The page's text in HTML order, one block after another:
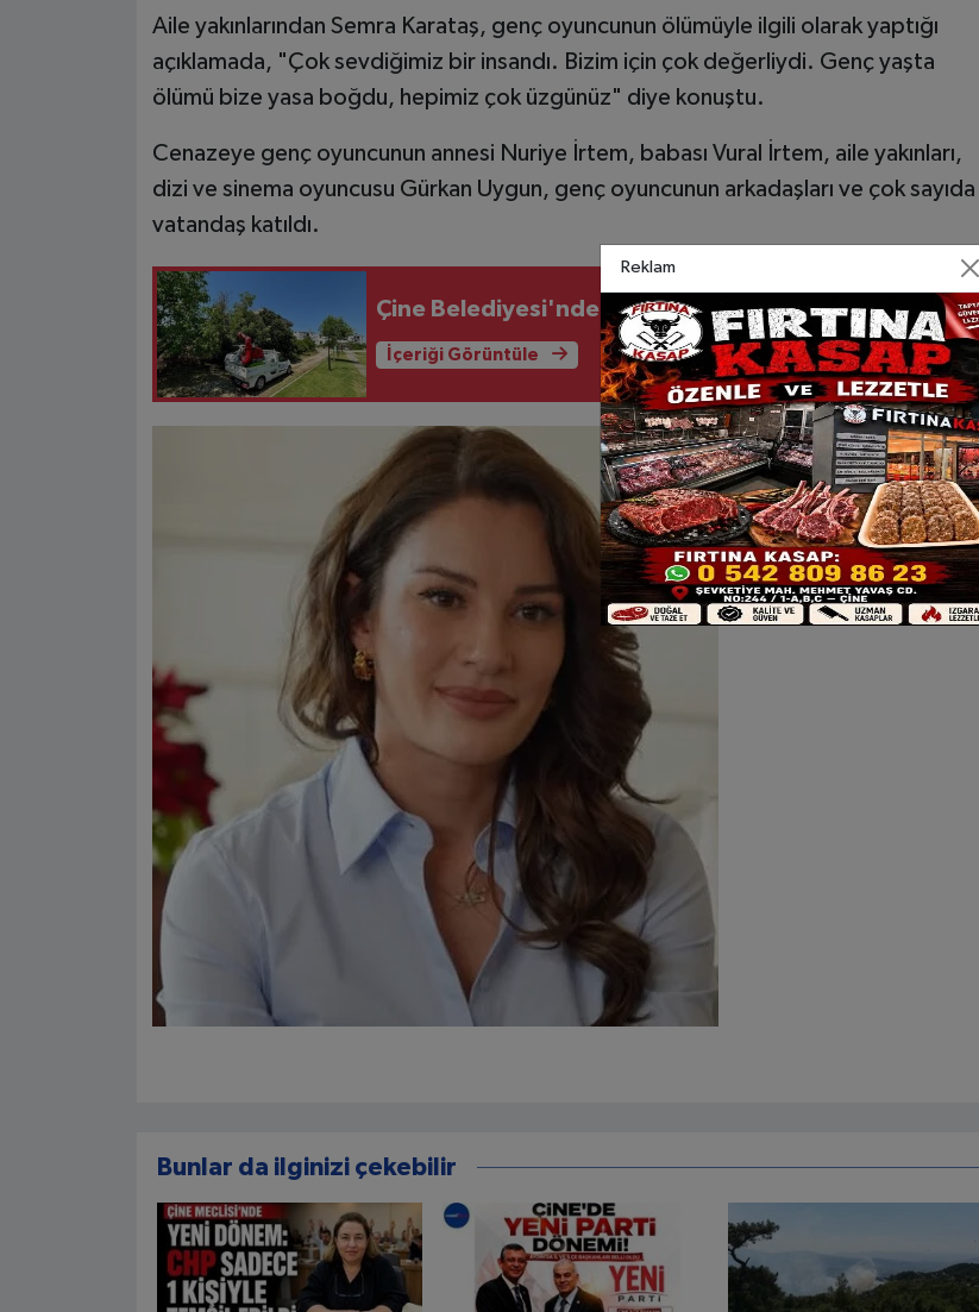
Aile yakınlarından Semra Karataş, genç oyuncunun ölümüyle ilgili olarak yaptığı
açıklamada, "Çok sevdiğimiz bir insandı. Bizim için çok değerliydi. Genç yaşta
ölümü bize yasa boğdu, hepimiz çok üzgünüz" diye konuştu.
Cenazeye genç oyuncunun annesi Nuriye İrtem, babası Vural İrtem, aile yakınları,
dizi ve sinema oyuncusu Gürkan Uygun, genç oyuncunun arkadaşları ve çok sayıda
vatandaş katıldı.
Çine Belediyesi'nden Haşerelere Karşı Etkin Mücadele
İçeriği Görüntüle
Bunlar da ilginizi çekebilir
Reklam